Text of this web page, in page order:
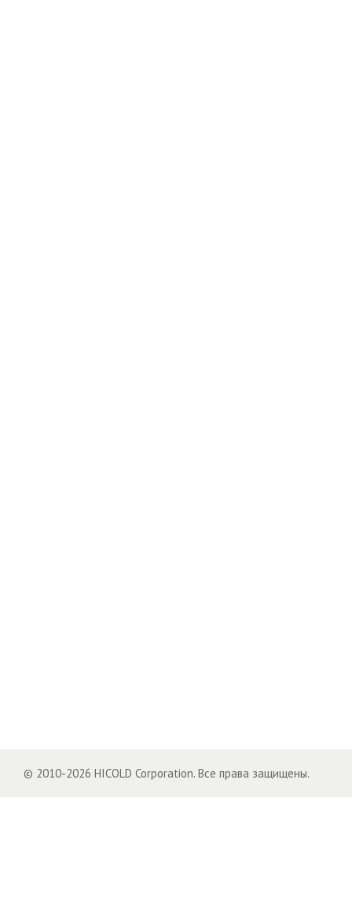
© 2010-2026 HICOLD Corporation. Все права защищены.